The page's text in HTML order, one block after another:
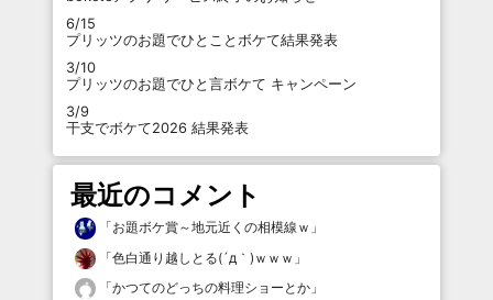
6/15
プリッツのお題でひとことボケて結果発表
3/10
プリッツのお題でひと言ボケて キャンペーン
3/9
干支でボケて2026 結果発表
最近のコメント
「お題ボケ賞～地元近くの相模線ｗ 」
「色白通り越しとる(´д｀)ｗｗｗ 」
「かつてのどっちの料理ショーとか 」